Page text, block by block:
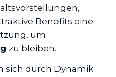
Benefits eine
um
zu bleiben.
sich durch Dynamik